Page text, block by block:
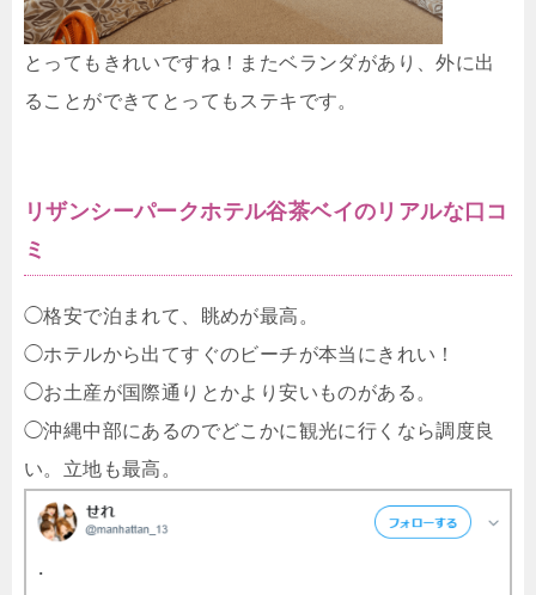
とってもきれいですね！またベランダがあり、外に出
ることができてとってもステキです。
リザンシーパークホテル谷茶ベイのリアルな口コ
ミ
◯格安で泊まれて、眺めが最高。
◯ホテルから出てすぐのビーチが本当にきれい！
◯お土産が国際通りとかより安いものがある。
◯沖縄中部にあるのでどこかに観光に行くなら調度良
い。立地も最高。